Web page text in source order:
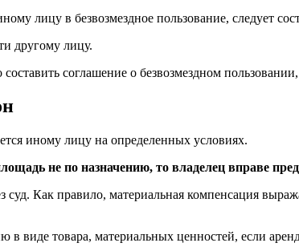
лицу в безвозмездное пользование, следует
другому лицу.
соглашение о безвозмездном
иному лицу на определенных условиях.
не по назначению, то владелец вправе
суд. Как правило, материальная компенсация
в виде товара, материальных ценностей, если